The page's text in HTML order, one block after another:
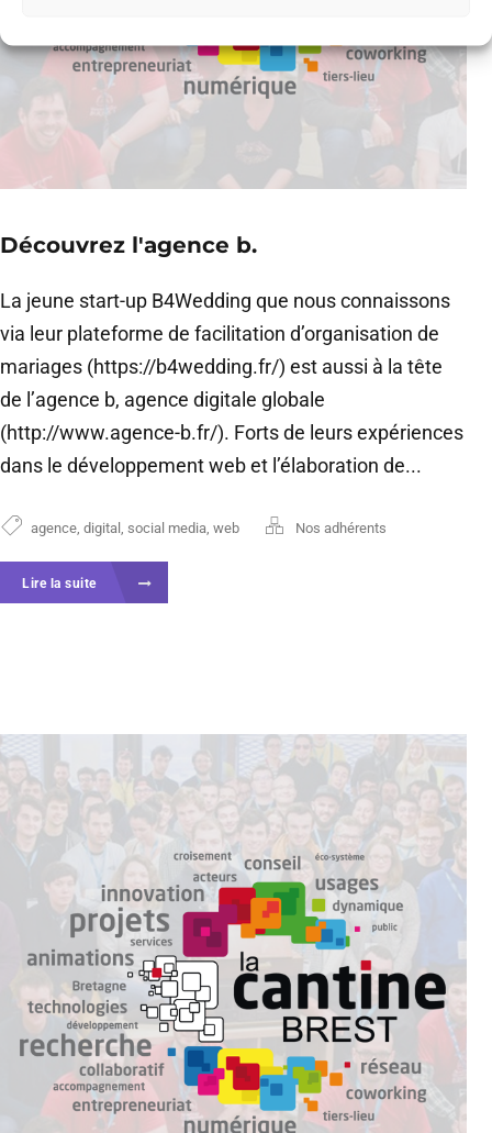
Découvrez l'agence b.
La jeune start-up B4Wedding que nous connaissons
via leur plateforme de facilitation d’organisation de
mariages (https://b4wedding.fr/) est aussi à la tête
de l’agence b, agence digitale globale
(http://www.agence-b.fr/). Forts de leurs expériences
dans le développement web et l’élaboration de...
agence digital social media web Nos adhérents
Lire la suite